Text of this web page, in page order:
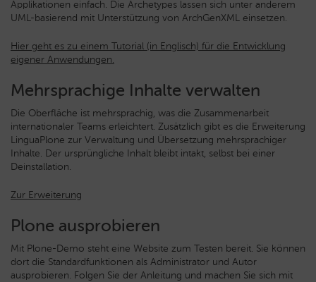
Applikationen einfach. Die Archetypes lassen sich unter anderem
UML-basierend mit Unterstützung von ArchGenXML einsetzen.
Hier geht es zu einem Tutorial (in Englisch) für die Entwicklung
eigener Anwendungen.
Mehrsprachige Inhalte verwalten
Die Oberfläche ist mehrsprachig, was die Zusammenarbeit
internationaler Teams erleichtert. Zusätzlich gibt es die Erweiterung
LinguaPlone zur Verwaltung und Übersetzung mehrsprachiger
Inhalte. Der ursprüngliche Inhalt bleibt intakt, selbst bei einer
Deinstallation.
Zur Erweiterung
Plone ausprobieren
Mit Plone-Demo steht eine Website zum Testen bereit. Sie können
dort die Standardfunktionen als Administrator und Autor
ausprobieren. Folgen Sie der Anleitung und machen Sie sich mit